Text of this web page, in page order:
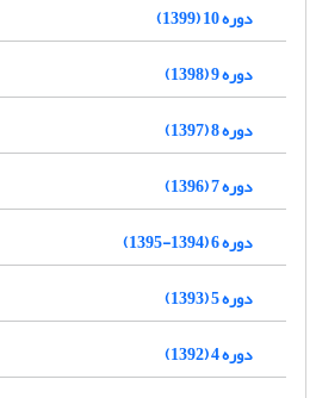
دوره 10 (1399)
دوره 9 (1398)
دوره 8 (1397)
دوره 7 (1396)
دوره 6 (1394-1395)
دوره 5 (1393)
دوره 4 (1392)